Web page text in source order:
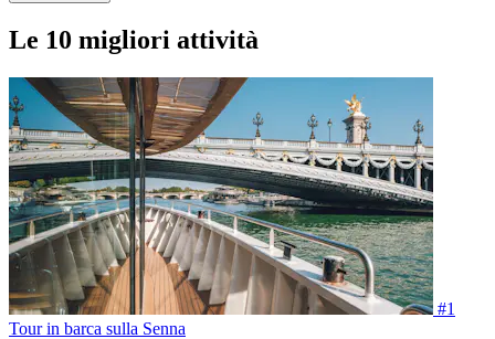
Le 10 migliori attività
#1
Tour in barca sulla Senna